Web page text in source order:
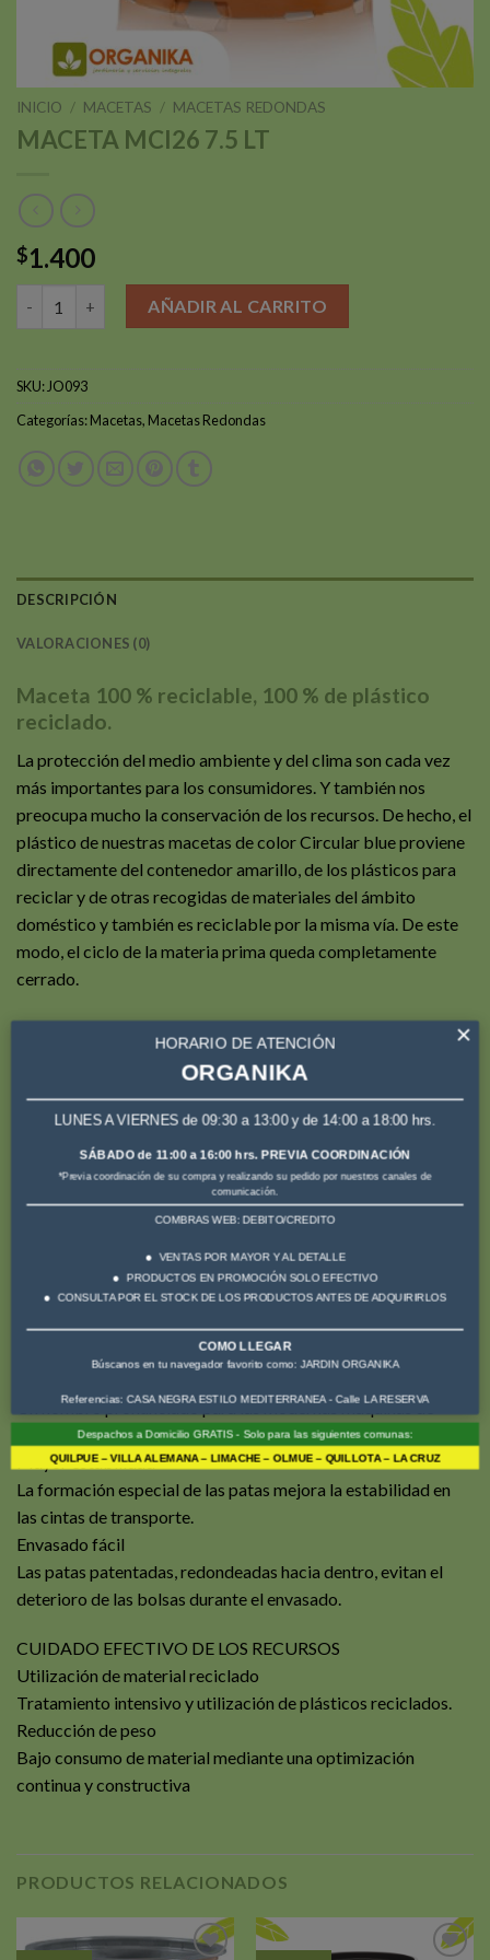
INICIO / MACETAS / MACETAS REDONDAS
MACETA MCI26 7.5 LT
$1.400
MACETA MCI26 7.5 LT cantidadAÑADIR AL CARRITO
SKU:JO093
Categorías:Macetas, Macetas Redondas
DESCRIPCIÓN
VALORACIONES (0)
Maceta 100 % reciclable, 100 % de plástico
reciclado.
La protección del medio ambiente y del clima son cada vez
más importantes para los consumidores. Y también nos
preocupa mucho la conservación de los recursos. De hecho, el
plástico de nuestras macetas de color Circular blue proviene
directamente del contenedor amarillo, de los plásticos para
reciclar y de otras recogidas de materiales del ámbito
doméstico y también es reciclable por la misma vía. De este
modo, el ciclo de la materia prima queda completamente
cerrado.
Reducción de tiempo de cultivo
Crecimiento rápido y plantas sanas mediante riego y drenaje
óptimos.
La renuncia a los nervios interiores de apilamiento favorece el
Tasa de pérdidas muy baja
MÁXIMA EFICACIA
Mejor rendimiento de apilado
Se apila perfectamente sobre el borde de facetas patentado
Un hombro pronunciado para las modernas máquinas de
manipulación.
Mayor estabilidad
La formación especial de las patas mejora la estabilidad en
las cintas de transporte.
Envasado fácil
Las patas patentadas, redondeadas hacia dentro, evitan el
deterioro de las bolsas durante el envasado.
CUIDADO EFECTIVO DE LOS RECURSOS
Utilización de material reciclado
Tratamiento intensivo y utilización de plásticos reciclados.
Reducción de peso
Bajo consumo de material mediante una optimización
continua y constructiva
PRODUCTOS RELACIONADOS
HORARIO DE ATENCIÓN
ORGANIKA
LUNES A VIERNES de 09:30 a 13:00 y de 14:00 a 18:00 hrs.
×
SÁBADO de 11:00 a 16:00 hrs. PREVIA COORDINACIÓN
*Previa coordinación de su compra y realizando su pedido por nuestros canales de
comunicación.
COMBRAS WEB: DEBITO/CREDITO
VENTAS POR MAYOR Y AL DETALLE
PRODUCTOS EN PROMOCIÓN SOLO EFECTIVO
CONSULTA POR EL STOCK DE LOS PRODUCTOS ANTES DE ADQUIRIRLOS
COMO LLEGAR
Búscanos en tu navegador favorito como: JARDIN ORGANIKA
Referencias: CASA NEGRA ESTILO MEDITERRANEA - Calle LA RESERVA
Despachos a Domicilio GRATIS - Solo para las siguientes comunas:
QUILPUE – VILLA ALEMANA – LIMACHE – OLMUE – QUILLOTA – LA CRUZ